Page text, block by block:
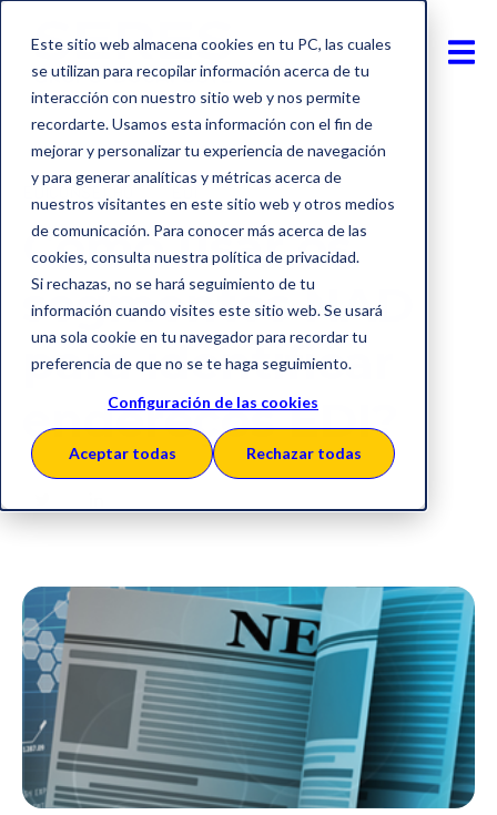
Este sitio web almacena cookies en tu PC, las cuales
se utilizan para recopilar información acerca de tu
interacción con nuestro sitio web y nos permite
recordarte. Usamos esta información con el fin de
mejorar y personalizar tu experiencia de navegación
y para generar analíticas y métricas acerca de
nuestros visitantes en este sitio web y otros medios
de comunicación. Para conocer más acerca de las
cookies, consulta nuestra política de privacidad.
Si rechazas, no se hará seguimiento de tu
información cuando visites este sitio web. Se usará
una sola cookie en tu navegador para recordar tu
preferencia de que no se te haga seguimiento.
Configuración de las cookies
Aceptar todas Rechazar todas
EDICONSELHO
Como usar os
segmentos NAD
para identificar
endereços EDI?